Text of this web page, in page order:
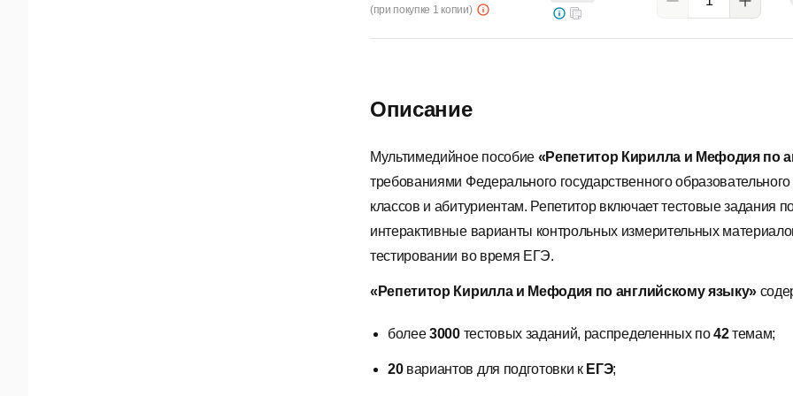
Описание
Мультимедийное пособие «Репетитор Кирилла и Мефодия по
требованиями Федерального государственного
классов и абитуриентам. Репетитор включает тестовые задания
интерактивные варианты контрольных измерительных
тестировании во время ЕГЭ.
«Репетитор Кирилла и Мефодия по английскомуязыку»
более3000тестовых заданий, распределенных по42темам;
20вариантов для подготовки к ЕГЭ;
(при покупке 1 копии)